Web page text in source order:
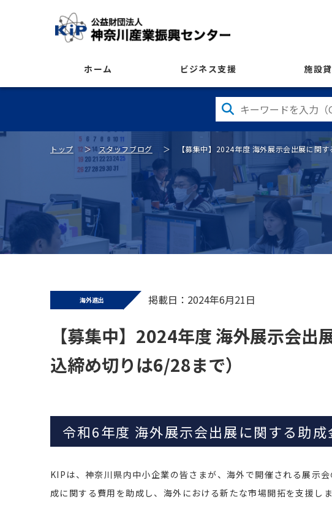
ホーム ビジネス支援 施設
トップ スタッフブログ 【募集中】2024年度 海外展示会出展に関
海外進出 掲載日：2024年6月21日
【募集中】2024年度 海外展示会出
込締め切りは6/28まで）
令和6年度 海外展示会出展に関する助成
KIPは、神奈川県内中小企業の皆さまが、海外で開催される展示
成に関する費用を助成し、海外における新たな市場開拓を支援しま